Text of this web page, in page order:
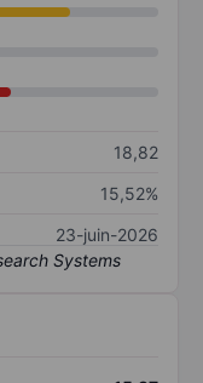
18,82
15,52%
23-juin-2026